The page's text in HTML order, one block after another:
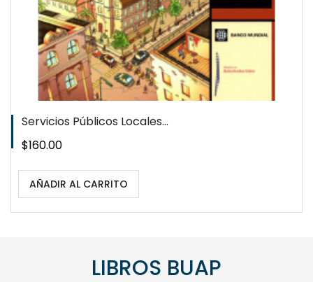
Servicios Públicos Locales...
Precio
$160.00
AÑADIR AL CARRITO
LIBROS BUAP